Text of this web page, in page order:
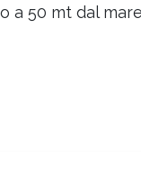
a 50 mt dal